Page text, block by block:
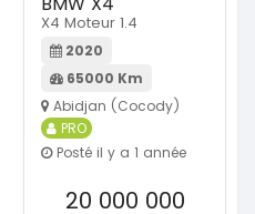
X4 Moteur 1.4
2020
65000 Km
Abidjan (Cocody)
PRO
Posté il y a 1 année
20 000 000